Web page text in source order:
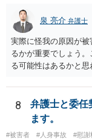
泉 亮介 弁護士
実際に怪我の原因が
るかが重要でしょう
る可能性はあるかと思
8
弁護士と委任
ます。
#被害者 #人身事故 #慰謝